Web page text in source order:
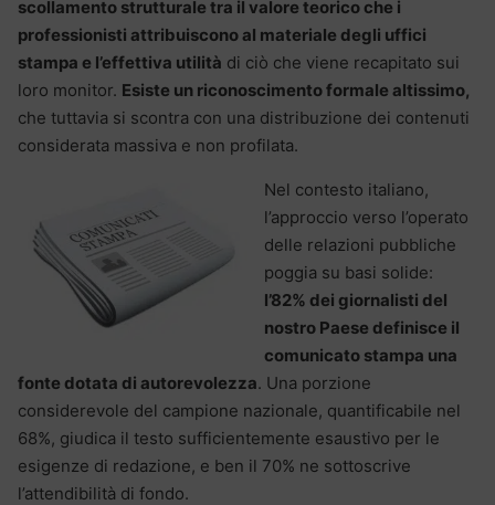
scollamento strutturale tra il valore teorico che i
professionisti attribuiscono al materiale degli uffici
stampa e l’effettiva utilità di ciò che viene recapitato sui
loro monitor. Esiste un riconoscimento formale altissimo,
che tuttavia si scontra con una distribuzione dei contenuti
considerata massiva e non profilata.
Nel contesto italiano,
l’approccio verso l’operato
delle relazioni pubbliche
poggia su basi solide:
l’82% dei giornalisti del
nostro Paese definisce il
comunicato stampa una
fonte dotata di autorevolezza. Una porzione
considerevole del campione nazionale, quantificabile nel
68%, giudica il testo sufficientemente esaustivo per le
esigenze di redazione, e ben il 70% ne sottoscrive
l’attendibilità di fondo.